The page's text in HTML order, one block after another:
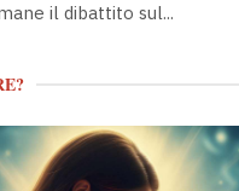
il dibattito sul...